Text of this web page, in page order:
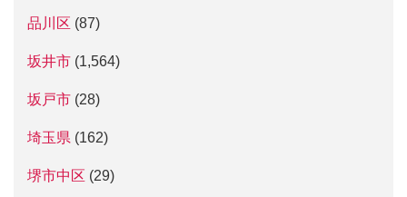
品川区 (87)
坂井市 (1,564)
坂戸市 (28)
埼玉県 (162)
堺市中区 (29)